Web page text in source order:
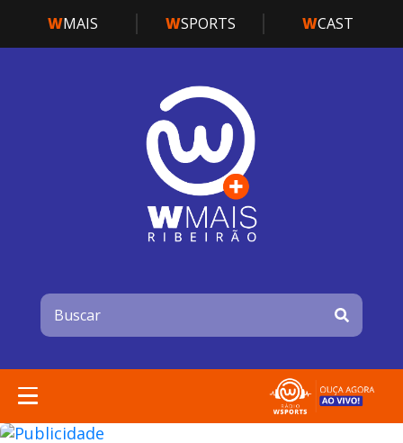
WMAIS WSPORTS WCAST